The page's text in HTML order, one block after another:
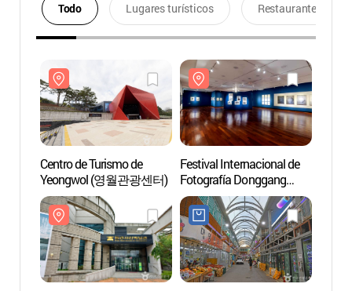
Todo Lugares turísticos Restaurantes
Centro de Turismo de
Yeongwol (영월관광센터)
Festival Internacional de
Fotografía Donggang
(동강국제사진제)